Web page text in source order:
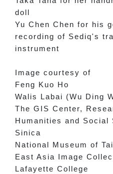
doll
Yu Chen Chen for his
recording of Sediq's
instrument
Image courtesy of
Feng Kuo Ho
Walis Labai (Wu Ding
The GIS Center,
Humanities and Social
Sinica
National Museum of
East Asia Image
Lafayette College